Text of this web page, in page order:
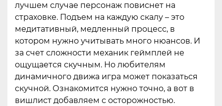
лучшем случае персонаж повиснет на
страховке. Подъем на каждую скалу – это
медитативный, медленный процесс, в
котором нужно учитывать много нюансов. И
за счет сложности механик геймплей не
ощущается скучным. Но любителям
динамичного движа игра может показаться
скучной. Ознакомится нужно точно, а вот в
вишлист добавляем с осторожностью.